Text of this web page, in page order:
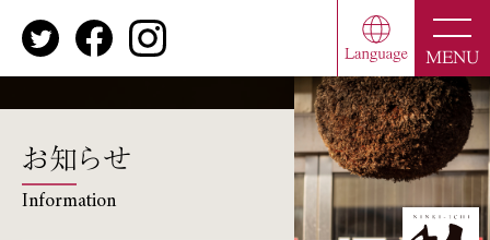
MENU
お知らせ
Information